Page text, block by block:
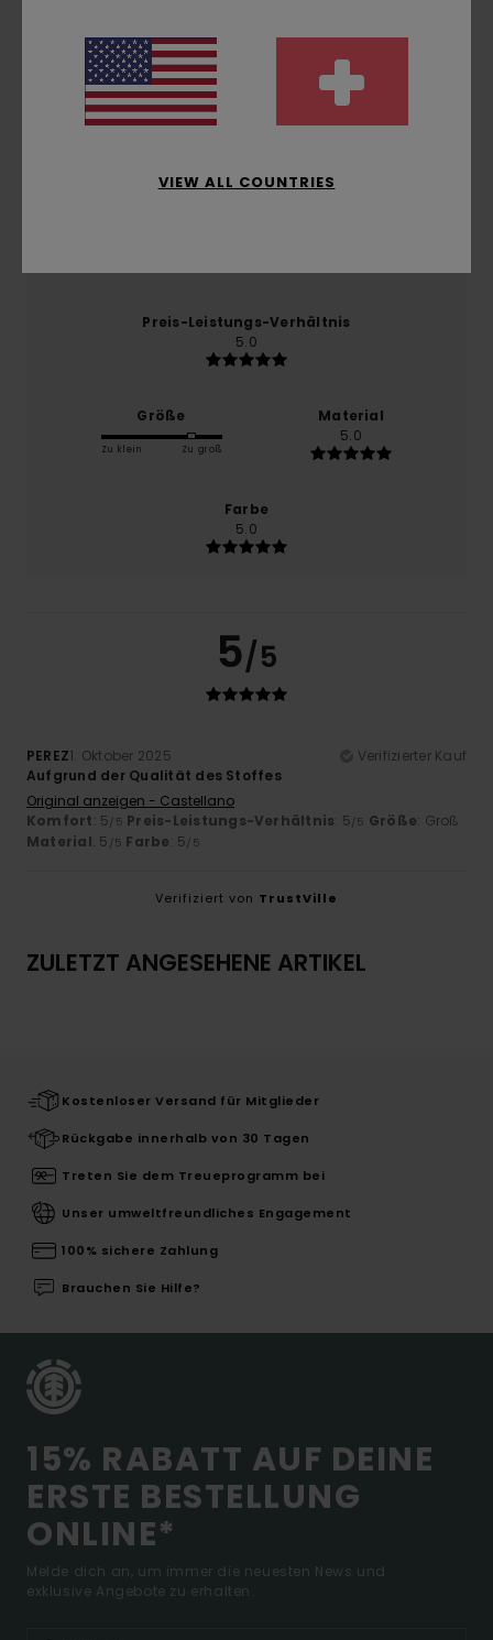
5.0
Preis-Leistungs-Verhältnis
5.0
Größe
Zu klein Zu groß
Material
5.0
Farbe
5.0
5/5
PEREZ1. Oktober 2025
Verifizierter Kauf
Aufgrund der Qualität des Stoffes
Original anzeigen - Castellano
Komfort: 5/5 Preis-Leistungs-Verhältnis: 5/5 Größe: Groß
Material: 5 /5 Farbe: 5/5
Verifiziert von TrustVille
ZULETZT ANGESEHENE ARTIKEL
Kostenloser Versand für Mitglieder
Rückgabe innerhalb von 30 Tagen
Treten Sie dem Treueprogramm bei
Unser umweltfreundliches Engagement
100% sichere Zahlung
Brauchen Sie Hilfe?
15% RABATT AUF DEINE
ERSTE BESTELLUNG
ONLINE*
Melde dich an, um immer die neuesten News und
exklusive Angebote zu erhalten.
VIEW ALL COUNTRIES